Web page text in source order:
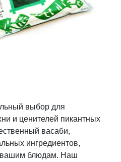
₽.
выбор для
и ценителей пикантных
васаби,
ингредиентов,
вашим блюдам. Наш